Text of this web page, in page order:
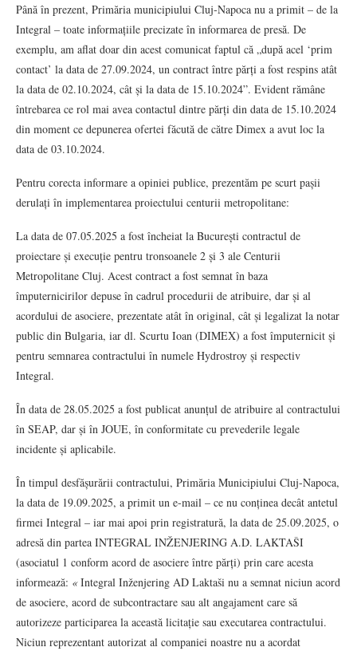
Până în prezent, Primăria municipiului Cluj‑Napoca nu a primit – de la
Integral – toate informațiile precizate în informarea de presă. De
exemplu, am aflat doar din acest comunicat faptul că „după acel ‘prim
contact’ la data de 27.09.2024, un contract între părți a fost respins atât
la data de 02.10.2024, cât și la data de 15.10.2024”. Evident rămâne
întrebarea ce rol mai avea contactul dintre părți din data de 15.10.2024
din moment ce depunerea ofertei făcută de către Dimex a avut loc la
data de 03.10.2024.
Pentru corecta informare a opiniei publice, prezentăm pe scurt pașii
derulați în implementarea proiectului centurii metropolitane:
La data de 07.05.2025 a fost încheiat la București contractul de
proiectare și execuție pentru tronsoanele 2 și 3 ale Centurii
Metropolitane Cluj. Acest contract a fost semnat în baza
împuternicirilor depuse în cadrul procedurii de atribuire, dar și al
acordului de asociere, prezentate atât în original, cât și legalizat la notar
public din Bulgaria, iar dl. Scurtu Ioan (DIMEX) a fost împuternicit și
pentru semnarea contractului în numele Hydrostroy și respectiv
Integral.
În data de 28.05.2025 a fost publicat anunțul de atribuire al contractului
în SEAP, dar și în JOUE, în conformitate cu prevederile legale
incidente și aplicabile.
În timpul desfășurării contractului, Primăria Municipiului Cluj‑Napoca,
la data de 19.09.2025, a primit un e-mail – ce nu conținea decât antetul
firmei Integral – iar mai apoi prin registratură, la data de 25.09.2025, o
adresă din partea INTEGRAL INŽENJERING A.D. LAKTAŠI
(asociatul 1 conform acord de asociere între părți) prin care acesta
informează: «Integral Inženjering AD Laktaši nu a semnat niciun acord
de asociere, acord de subcontractare sau alt angajament care să
autorizeze participarea la această licitație sau executarea contractului.
Niciun reprezentant autorizat al companiei noastre nu a acordat